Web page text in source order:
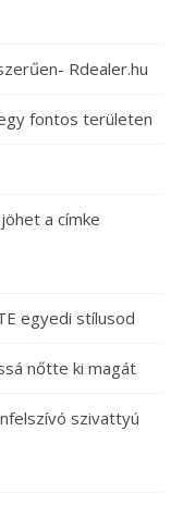
Rdealer.hu
fontos területen
a címke
egyedi stílusod
nőtte ki magát
szivattyú